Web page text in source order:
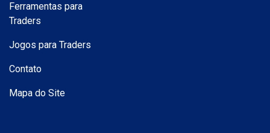
Ferramentas para
Traders
Jogos para Traders
Contato
Mapa do Site